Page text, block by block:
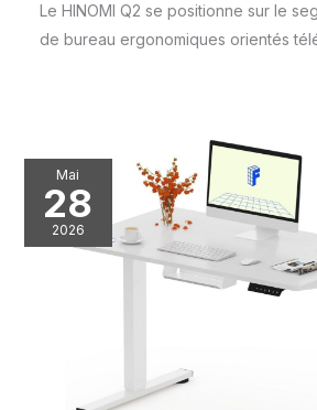
Le HINOMI Q2 se positionne sur le
de bureau ergonomiques orientés
Mai
28
2026